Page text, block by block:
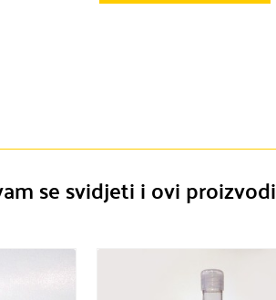
se svidjeti i ovi proizvodi